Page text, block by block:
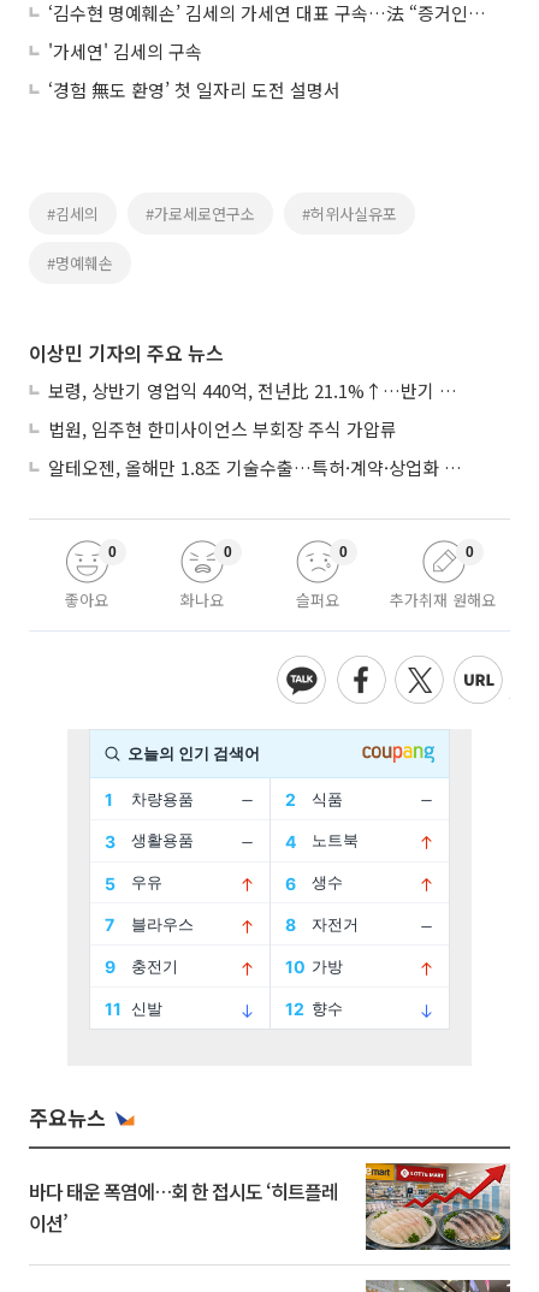
‘김수현 명예훼손’ 김세의 가세연 대표 구속…法 “증거인멸·도망 염려”
'가세연' 김세의 구속
‘경험 無도 환영’ 첫 일자리 도전 설명서
#김세의 #가로세로연구소 #허위사실유포
#명예훼손
이상민 기자의 주요 뉴스
보령, 상반기 영업익 440억, 전년比 21.1%↑…반기 역대 최대
법원, 임주현 한미사이언스 부회장 주식 가압류
알테오젠, 올해만 1.8조 기술수출…특허·계약·상업화 ‘삼박자’
좋아요
0
화나요
0
슬퍼요
0
추가취재 원해요
0
주요뉴스
바다 태운 폭염에…회 한 접시도 ‘히트플레
이션’